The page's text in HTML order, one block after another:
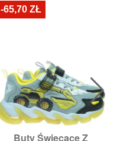
Buty Świecące Z
-65,70 ZŁ